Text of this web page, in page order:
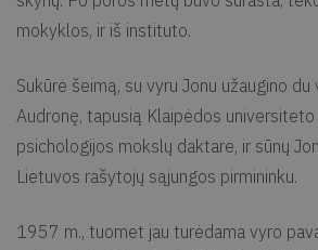
mokyklos, ir iš instituto.
Sukūrė šeimą, su vyru Jonu užaugino du
Audronę, tapusią Klaipėdos
psichologijos mokslų daktare, ir sūnų
Lietuvos rašytojų sąjungos pirmininku.
1957 m., tuomet jau turėdama vyro